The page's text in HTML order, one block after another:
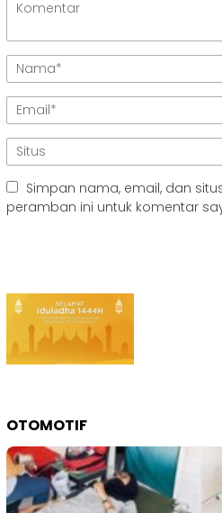
Simpan nama, email, dan
peramban ini untuk komentar
OTOMOTIF